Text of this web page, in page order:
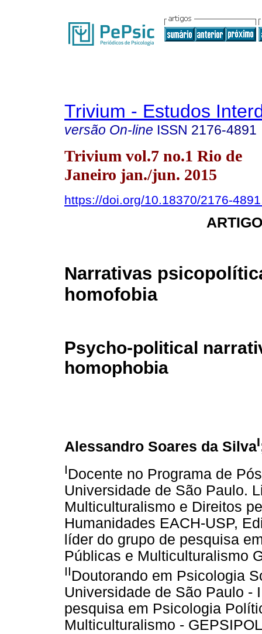
Trivium - Estudos
versão On-line ISSN 2176-4891
Trivium vol.7 no.1 Rio de
Janeiro jan./jun. 2015
https://doi.org/10.18370/2176-
Narrativas
homofobia
Psycho-political
homophobia
Alessandro Soares da SilvaI
IDocente no Programa de
Universidade de São Paulo.
Multiculturalismo e Direitos
Humanidades EACH-USP,
líder do grupo de pesquisa
Públicas e Multiculturalismo
IIDoutorando em Psicologia
Universidade de São Paulo -
pesquisa em Psicologia
Multiculturalismo -